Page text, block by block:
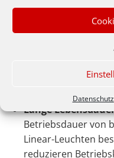
Datenschutz
Linear-
Energieeffizienz:
Stromverbrauch
Einsatz von
in der Industrie.
Lange
Betriebsdauer von
Linear-Leuchten
reduzieren